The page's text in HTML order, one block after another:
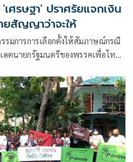
รษฐา' ปราศรัยแจกเงิน
ยสัญญาว่าจะให้
รมการการเลือกตั้ง​ให้สัมภาษณ์กรณี
ตนายกรัฐมนตรีของพรรคเพื่อไทย​